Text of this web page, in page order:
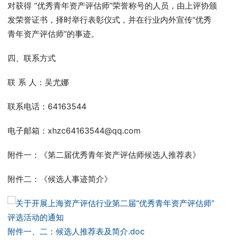
对获得 “优秀青年资产评估师”荣誉称号的人员，由上评协颁
发荣誉证书，择时举行表彰仪式，并在行业内外宣传“优秀
青年资产评估师”的事迹。
四、联系方式
联 系 人：吴尤娜
联系电话：64163544
电子邮箱：xhzc64163544@qq.com
附件一：《第二届优秀青年资产评估师候选人推荐表》
附件二：《候选人事迹简介》
附件一、二：候选人推荐表及简介.doc